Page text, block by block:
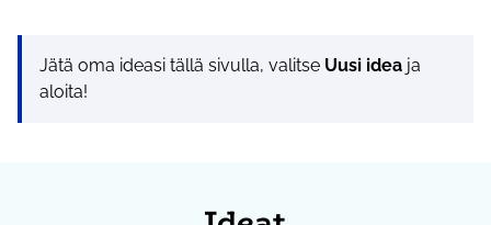
Jätä oma ideasi tällä sivulla, valitse Uusi idea ja
aloita!